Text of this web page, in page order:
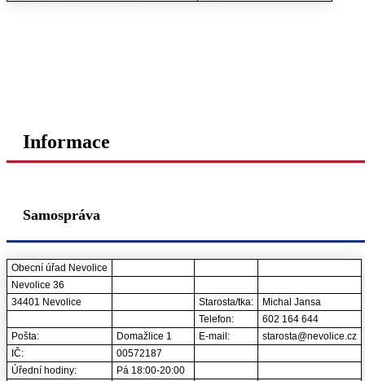
Informace
Samospráva
Obecní úřad Nevolice
Nevolice 36
34401 Nevolice
Starosta/tka:
Michal Jansa
Telefon:
602 164 644
Pošta:
Domažlice 1 E-mail:
starosta@nevolice.cz
IČ:
00572187
Úřední hodiny:
Pá 18:00-20:00